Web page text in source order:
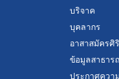
บริจาค
บุคลากร
อาสาสมัครศิ
ข้อมูลสาธาร
ประกาศควา